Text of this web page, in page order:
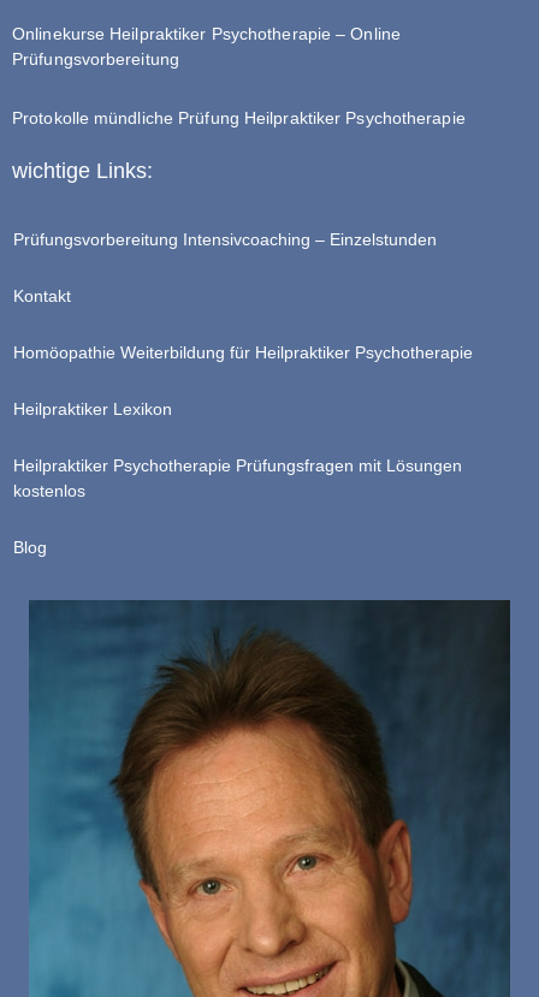
Onlinekurse Heilpraktiker Psychotherapie – Online
Prüfungsvorbereitung
Protokolle mündliche Prüfung Heilpraktiker Psychotherapie
wichtige Links:
Prüfungsvorbereitung Intensivcoaching – Einzelstunden
Kontakt
Homöopathie Weiterbildung für Heilpraktiker Psychotherapie
Heilpraktiker Lexikon
Heilpraktiker Psychotherapie Prüfungsfragen mit Lösungen
kostenlos
Blog